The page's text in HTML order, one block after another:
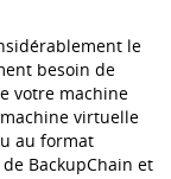
le
besoin de
votre machine
virtuelle
au format
BackupChain et